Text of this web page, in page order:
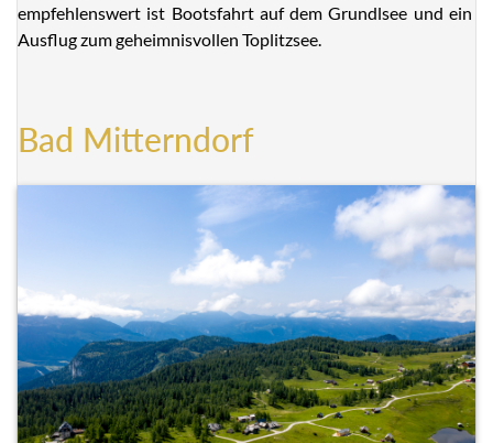
empfehlenswert ist Bootsfahrt auf dem Grundlsee und ein
Ausflug zum geheimnisvollen Toplitzsee.
Bad Mitterndorf